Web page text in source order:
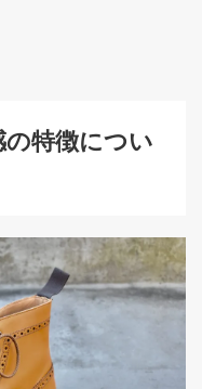
の特徴につい